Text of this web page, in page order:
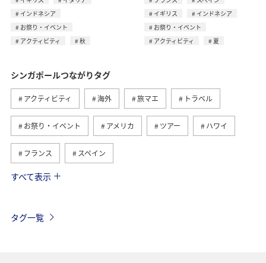
インドネシア
お祭り・イベント
アクティビティ
秋
イギリス
インドネシア
お祭り・イベント
アクティビティ
夏
シンガポールつながりタグ
アクティビティ 海外 旅マエ トラベル
お祭り・イベント アメリカ ツアー ハワイ
フランス スペイン
オーストリア
すべて表示
タグ一覧